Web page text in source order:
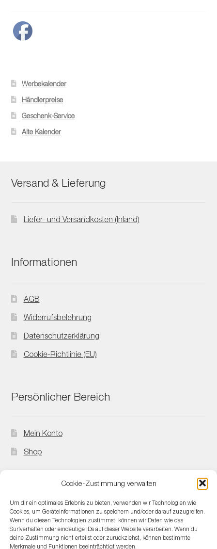
Cookie-Zustimmung verwalten
Um dir ein optimales Erlebnis zu bieten, verwenden wir Technologien wie
Cookies, um Geräteinformationen zu speichern und/oder darauf zuzugreifen.
Wenn du diesen Technologien zustimmst, können wir Daten wie das
Surfverhalten oder eindeutige IDs auf dieser Website verarbeiten. Wenn du
deine Zustimmung nicht erteilst oder zurückziehst, können bestimmte
Merkmale und Funktionen beeinträchtigt werden.
Werbekalender
Händlerpreise
Geschenk-Service
Alte Kalender
Versand & Lieferung
Liefer- und Versandkosten (Inland)
Informationen
AGB
Widerrufsbelehrung
Datenschutzerklärung
Cookie-Richtlinie (EU)
Persönlicher Bereich
Mein Konto
Shop
Kontakt